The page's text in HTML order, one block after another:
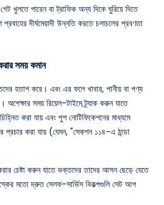
খুলতে পারেন বা ট্রাফিক অন্য দিকে ঘুরিয়ে দিতে
দীর্ঘমেয়াদী উন্নতি করতে চলাচলের প্রবণতা
সময় কমান
হতাশ করে। এবং এর ফলে খাবার, পানীয় বা পণ্য
। অপেক্ষার সময় রিয়েল-টাইমে ট্র্যাক করুন যাতে
করা যায় এবং পুশ নোটিফিকেশনের মাধ্যমে
প্রচার করা যায় (যেমন, "সেকশন ১১৪-এ ঠান্ডা
চেষ্টা করুন যাতে ভক্তদের তাদের আসন ছেড়ে যেতে
মতো দ্রুত সেলফ-সার্ভিস বিকল্পগুলি সেট আপ